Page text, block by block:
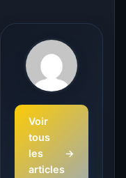
Voir
tous
les
articles
→